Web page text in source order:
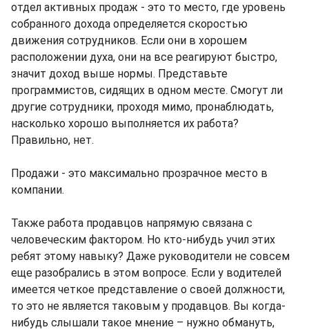
отдел активных продаж - это то место, где уровень
собранного дохода определяется скоростью
движения сотрудников. Если они в хорошем
расположении духа, они на все реагируют быстро,
значит доход выше нормы. Представьте
программистов, сидящих в одном месте. Смогут ли
другие сотрудники, проходя мимо, пронаблюдать,
насколько хорошо выполняется их работа?
Правильно, нет.
Продажи - это максимально прозрачное место в
компании.
Также работа продавцов напрямую связана с
человеческим фактором. Но кто-нибудь учил этих
ребят этому навыку? Даже руководители не совсем
еще разобрались в этом вопросе. Если у водителей
имеется четкое представление о своей должности,
то это не является таковым у продавцов. Вы когда-
нибудь слышали такое мнение – нужно обмануть,